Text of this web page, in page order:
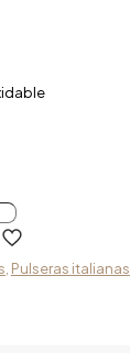
, Pulseras italianas